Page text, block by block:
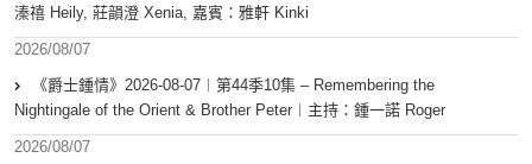
溱禧 Heily, 莊韻澄 Xenia, 嘉賓：雅軒 Kinki
2026/08/07
《爵士鍾情》2026-08-07︱第44季10集 – Remembering the
Nightingale of the Orient & Brother Peter︱主持：鍾一諾 Roger
2026/08/07